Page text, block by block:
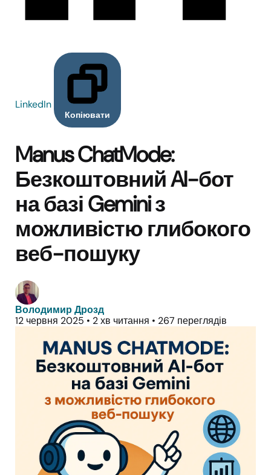
LinkedIn
Копіювати
Manus ChatMode:
Безкоштовний AI-бот
на базі Gemini з
можливістю глибокого
веб-пошуку
Володимир Дрозд
12 червня 2025 • 2 хв читання • 267 переглядів